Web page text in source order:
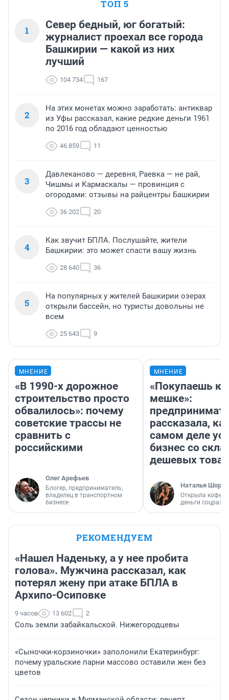
ТОП 5
1
Север бедный, юг богатый:
журналист проехал все города
Башкирии — какой из них
лучший
104 734 167
2
На этих монетах можно заработать: антиквар
из Уфы рассказал, какие редкие деньги 1961
по 2016 год обладают ценностью
46 859 11
3
Давлеканово — деревня, Раевка — не рай,
Чишмы и Кармаскалы — провинция с
огородами: отзывы на райцентры Башкирии
36 202 20
4
Как звучит БПЛА. Послушайте, жители
Башкирии: это может спасти вашу жизнь
28 640 36
5
На популярных у жителей Башкирии озерах
открыли бассейн, но туристы довольны не
всем
25 643 9
МНЕНИЕ
«В 1990-х дорожное
строительство просто
обвалилось»: почему
советские трассы не
сравнить с
российскими
Олег Арефьев
Блогер, предприниматель,
владелец в транспортном
бизнесе
МНЕНИЕ
«Покупаешь
мешке»:
рассказала,
самом деле
бизнес со
дешевых
Наталья
Открыла
деньги
РЕКОМЕНДУЕМ
«Нашел Наденьку, а у нее пробита
голова». Мужчина рассказал, как
потерял жену при атаке БПЛА в
Архипо-Осиповке
9 часов 13 602 2
Соль земли забайкальской. Нижегородцевы
«Сыночки-корзиночки» заполонили Екатеринбург:
почему уральские парни массово оставили жен без
цветов